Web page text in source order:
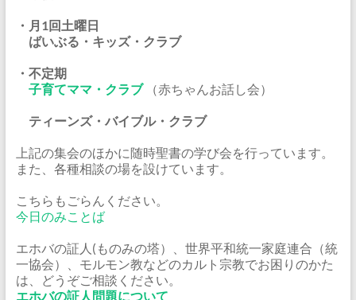
・月1回土曜日
ばいぶる・キッズ・クラブ
・不定期
子育てママ・クラブ（赤ちゃんお話し会）
ティーンズ・バイブル・クラブ
上記の集会のほかに随時聖書の学び会を行っています。
また、各種相談の場を設けています。
こちらもごらんください。
今日のみことば
エホバの証人(ものみの塔）、世界平和統一家庭連合（統
一協会）、モルモン教などのカルト宗教でお困りのかた
は、どうぞご相談ください。
エホバの証人問題について